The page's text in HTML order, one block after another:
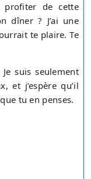
profiter de cette
dîner ? J’ai une
te plaire. Te
suis seulement
et j’espère qu’il
tu en penses.